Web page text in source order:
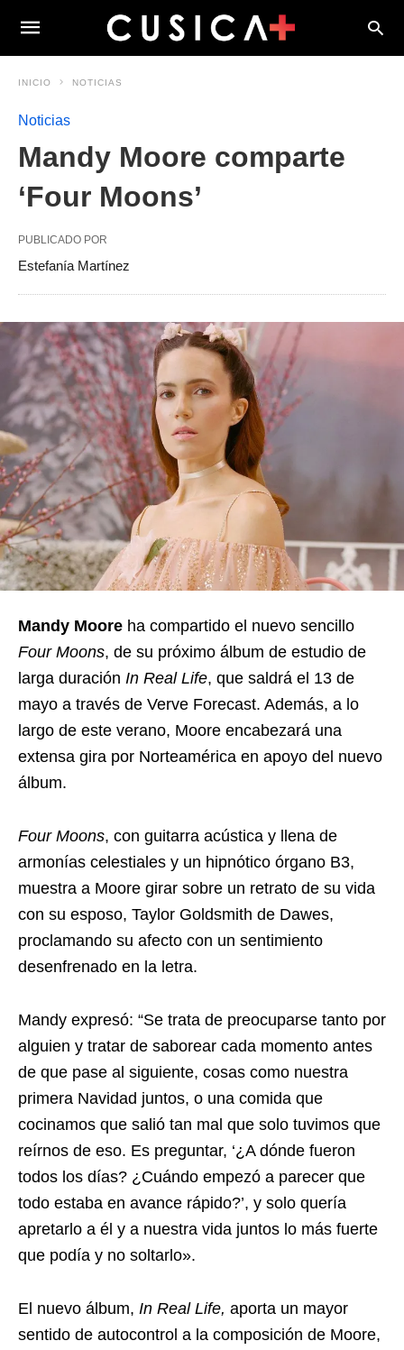
INICIO NOTICIAS
Noticias
Mandy Moore comparte
‘Four Moons’
PUBLICADO POR
Estefanía Martínez
Mandy Moore ha compartido el nuevo sencillo
Four Moons, de su próximo álbum de estudio de
larga duración In Real Life, que saldrá el 13 de
mayo a través de Verve Forecast. Además, a lo
largo de este verano, Moore encabezará una
extensa gira por Norteamérica en apoyo del nuevo
álbum.
Four Moons, con guitarra acústica y llena de
armonías celestiales y un hipnótico órgano B3,
muestra a Moore girar sobre un retrato de su vida
con su esposo, Taylor Goldsmith de Dawes,
proclamando su afecto con un sentimiento
desenfrenado en la letra.
Mandy expresó: “Se trata de preocuparse tanto por
alguien y tratar de saborear cada momento antes
de que pase al siguiente, cosas como nuestra
primera Navidad juntos, o una comida que
cocinamos que salió tan mal que solo tuvimos que
reírnos de eso. Es preguntar, ‘¿A dónde fueron
todos los días? ¿Cuándo empezó a parecer que
todo estaba en avance rápido?’, y solo quería
apretarlo a él y a nuestra vida juntos lo más fuerte
que podía y no soltarlo».
El nuevo álbum, In Real Life, aporta un mayor
sentido de autocontrol a la composición de Moore,